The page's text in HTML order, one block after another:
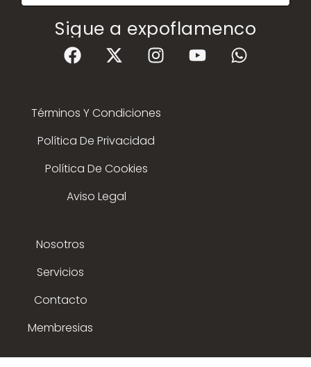
Sigue a expoflamenco
Términos Y Condiciones
Política De Privacidad
Política De Cookies
Aviso Legal
Nosotros
Servicios
Contacto
Membresias